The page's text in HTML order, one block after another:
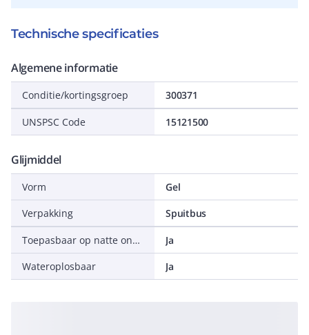
Technische specificaties
Algemene informatie
Conditie/kortingsgroep 300371
UNSPSC Code 15121500
Glijmiddel
Vorm
Gel
Verpakking
Spuitbus
Toepasbaar op natte ondergrond
Ja
Wateroplosbaar
Ja